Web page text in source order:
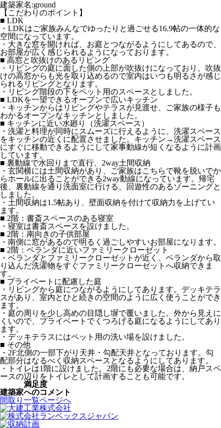
建築家名:ground
【こだわりのポイント】
■ LDK
・LDKはご家族みんなでゆったりと過ごせる16.9帖の一体的な
空間になっています。
・大きな窓を開ければ、お庭とつながるようにしてあるので、
お部屋が広く感じられるようになっております。
■ 高窓と吹抜けのあるリビング
・リビングの庭に面した側の上部が吹抜けになっており、吹抜
けの高窓からも光を取り込めるので室内はいつも明るさが感じ
られるリビングとなります。
・リビング階段の下をペット用のスペースとしました。
■ LDKを一望できるオープンで広いキッチン
・キッチンからはリビングやテラスが見渡せ、ご家族の様子も
わかるオープンなキッチンとしました。
■ キッチンに近い水廻り（洗濯スペース）
・洗濯と料理が同時にスムーズに行えるように、洗濯スペース
をキッチンの近くに配置させました。キッチン→洗濯スペース
にすぐに移動できるようにして家事動線が短くなるように計画
しています。
■ 裏動線で水回りまで直行、2way土間収納
・玄関横には土間収納があり、ご家族はこちらで靴を脱いでか
らホールに出ることができる2way動線になっています。帰宅
後、裏動線を通り洗面室に行ける、回遊性のあるゾーニングと
しました。
・土間収納は1.5帖あり、壁面収納を付けて収納力を上げてい
ます。
■ 2階：書斎スペースのある寝室
・寝室は書斎スペースを設けました。
■ 2階：南向きの子供部屋
・南側に窓があるので明るく過ごしやすいお部屋になります。
■ 2階：ベランダに近いファミリークローゼット
・ベランダとファミリークローゼットが近く、ベランダから取
り込んだ洗濯物をすぐファミリークローゼットへ収納できま
す。
■ プライベートに配慮した庭
・リビングから庭につながるようにしてあります。デッキテラ
スがあり、室内とひと続きの空間のように広く使うことができ
ます。
・庭の周りを少し高めの目隠し塀で覆いました。外から見えに
くいので、プライベートでくつろげる庭になるようにしてあり
ます。
・デッキテラスにはペット用の洗い場を設けました。
■ その他
・2F北側の一部下がり天井・勾配天井となっております。勾
配部分はなるべく収納スペースとなるようにしてあります。
・トイレは1階に設けました。2階にも必要な場合は、納戸スペ
ースの辺りをトイレとして計画することも可能です。
満足度
建築家へのコメント
間取り一覧ページへ